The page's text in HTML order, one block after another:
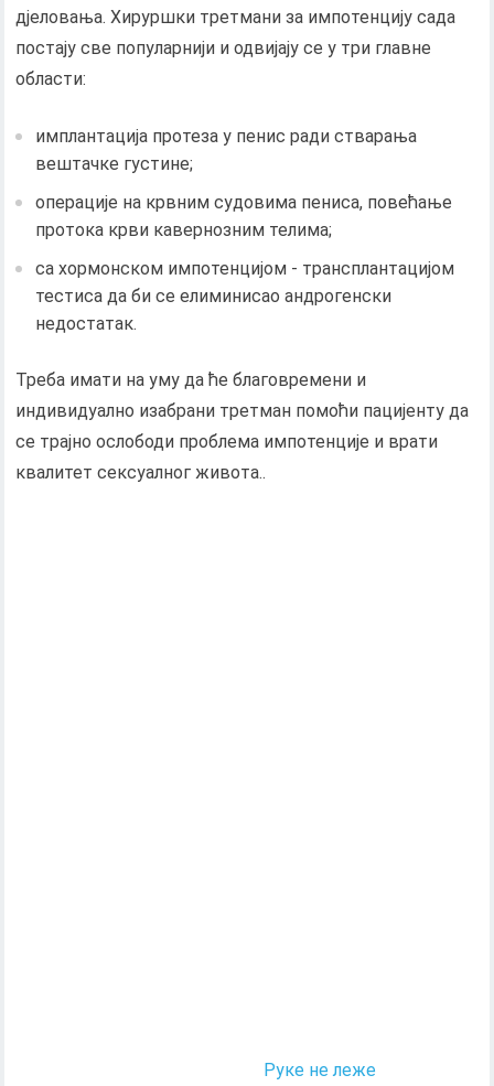
дјеловања. Хируршки третмани за импотенцију сада
постају све популарнији и одвијају се у три главне
области:
имплантација протеза у пенис ради стварања
вештачке густине;
операције на крвним судовима пениса, повећање
протока крви кавернозним телима;
са хормонском импотенцијом - трансплантацијом
тестиса да би се елиминисао андрогенски
недостатак.
Треба имати на уму да ће благовремени и
индивидуално изабрани третман помоћи пацијенту да
се трајно ослободи проблема импотенције и врати
квалитет сексуалног живота..
Руке не леже